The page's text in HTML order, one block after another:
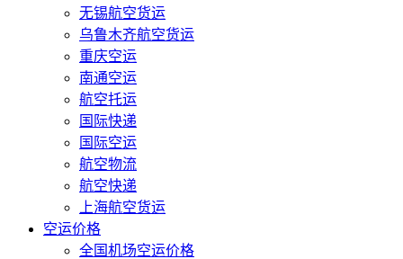
无锡航空货运
乌鲁木齐航空货运
重庆空运
南通空运
航空托运
国际快递
国际空运
航空物流
航空快递
上海航空货运
空运价格
全国机场空运价格